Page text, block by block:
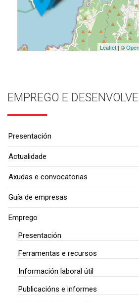
Leaflet| ©
EMPREGO E
Presentación
Actualidade
Axudas e convocatorias
Guía de empresas
Emprego
Presentación
Ferramentas e recursos
Información laboral útil
Publicacións e informes